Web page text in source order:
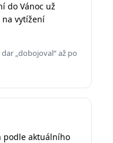
do Vánoc už
na vytížení
„dobojoval“ až po
podle aktuálního